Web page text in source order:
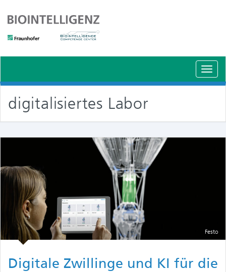
digitalisiertes Labor
Festo
Digitale Zwillinge und KI für die